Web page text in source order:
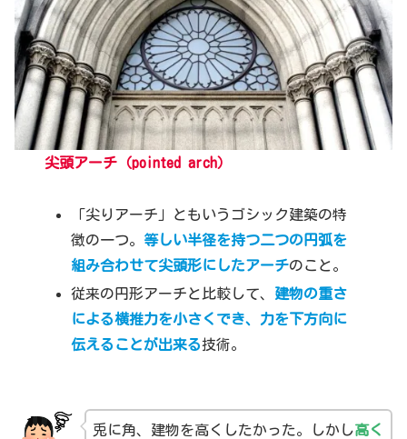
尖頭アーチ （pointed arch）
「尖りアーチ」ともいうゴシック建築の特
徴の一つ。 等しい半径を持つ二つの円弧を
組み合わせて尖頭形にしたアーチのこと。
従来の円形アーチと比較して、 建物の重さ
による横推力を小さくでき、力を下方向に
伝えることが出来る技術。
兎に角、建物を高くしたかった。しかし高く